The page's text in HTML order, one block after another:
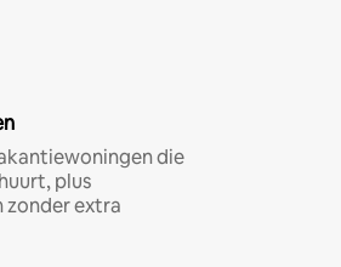
die
plus
zonder extra